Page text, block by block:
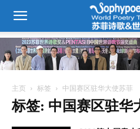
主页 标签 中国赛区驻华大使苏菲
标签: 中国赛区驻华